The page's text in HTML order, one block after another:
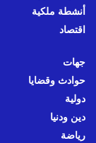
أنشطة ملكية
اقتصاد
جهات
حوادث وقضايا
دولية
دين ودنيا
رياضة